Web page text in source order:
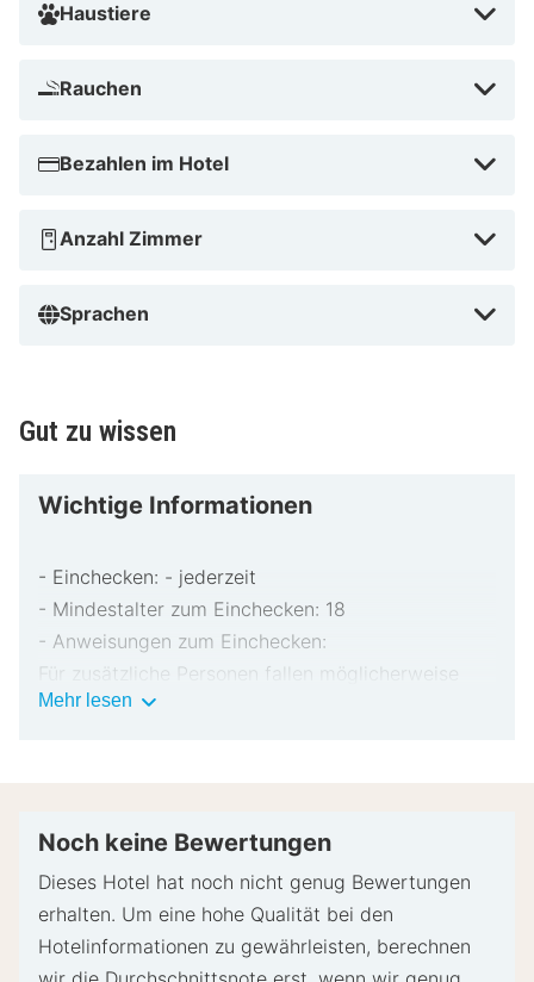
Haustiere
Rauchen
Bezahlen im Hotel
Anzahl Zimmer
Sprachen
Gut zu wissen
Wichtige Informationen
- Einchecken: - jederzeit
- Mindestalter zum Einchecken: 18
- Anweisungen zum Einchecken:
Für zusätzliche Personen fallen möglicherweise
Gebühren an, die abhängig von den Bestimmungen
bar für unvorhergesehene Aufwendungen verlangt.
versucht, Sonderwünschen entgegenzukommen,
Eventuell fallen zusätzliche Gebühren an.
Mehr lesen Wichtige
Noch keine Bewertungen
Dieses Hotel hat noch nicht genug Bewertungen
erhalten. Um eine hohe Qualität bei den
Hotelinformationen zu gewährleisten, berechnen